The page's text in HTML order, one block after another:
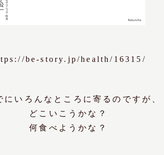
be-story.jp/health/16315/
にいろんなところに寄るのですが、
どこいこうかな？
何食べようかな？